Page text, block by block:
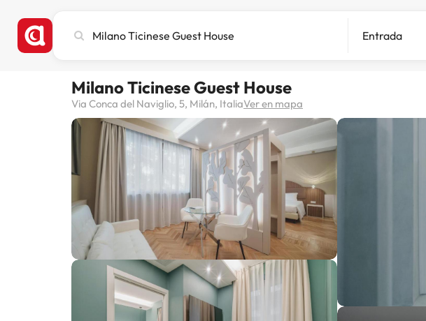
ciudad,
destino
Entrada
Milano Ticinese Guest House
Via Conca del Naviglio, 5, Milán, ItaliaVer en mapa